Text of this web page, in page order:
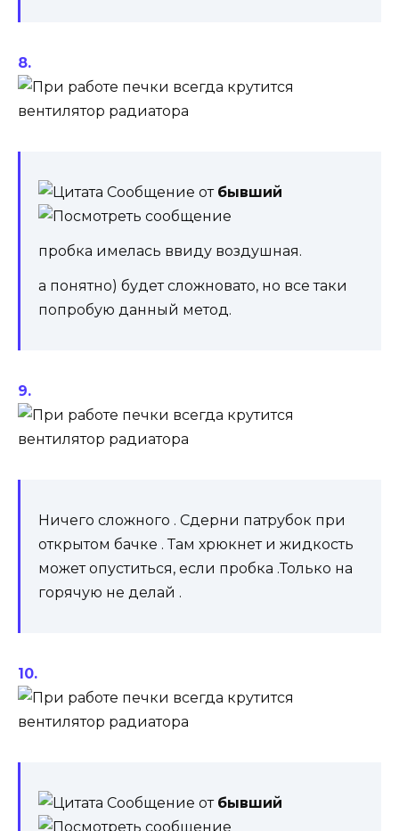
Сообщение от бывший
пробка имелась ввиду воздушная.
а понятно) будет сложновато, но все таки
попробую данный метод.
Ничего сложного . Сдерни патрубок при
открытом бачке . Там хрюкнет и жидкость
может опуститься, если пробка .Только на
горячую не делай .
Сообщение от бывший